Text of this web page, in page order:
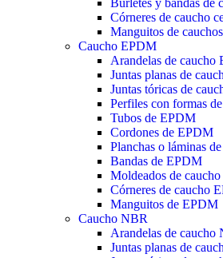
Burletes y bandas de
Córneres de caucho
Manguitos de
Caucho EPDM
Arandelas de caucho
Juntas planas de
Juntas tóricas de
Perfiles con formas
Tubos de EPDM
Cordones de EPDM
Planchas o láminas
Bandas de EPDM
Moldeados de
Córneres de caucho
Manguitos de EPDM
Caucho NBR
Arandelas de caucho
Juntas planas de